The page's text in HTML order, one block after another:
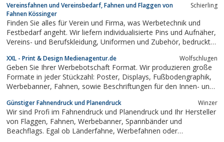
Vereinsfahnen und Vereinsbedarf, Fahnen und Flaggen von
Fahnen Kössinger
Schierling
Finden Sie alles für Verein und Firma, was Werbetechnik und
Festbedarf angeht. Wir liefern individualisierte Pins und Aufnäher,
Vereins- und Berufskleidung, Uniformen und Zubehör, bedruckte
gesamte Messebedarf mit Displaysystemen, Werbebannern und
Fahnenmasten.
XXL - Print & Design Medienagentur.de Wolfschlugen
Geben Sie Ihrer Werbebotschaft Format. Wir produzieren große
Formate in jeder Stückzahl: Poster, Displays, Fußbodengraphik,
Werbebanner, Fahnen, sowie Beschriftungen für den Innen- und
erfahrenes Team hat inzwischen mehr als 7.000 XXL - Displays
für Nationale sowie...
Günstiger Fahnendruck und Planendruck Winzer
Wir sind Profi im Fahnendruck und Planendruck und Ihr Hersteller
von Flaggen, Fahnen, Werbebanner, Spannbänder und
Beachflags. Egal ob Länderfahne, Werbefahnen oder